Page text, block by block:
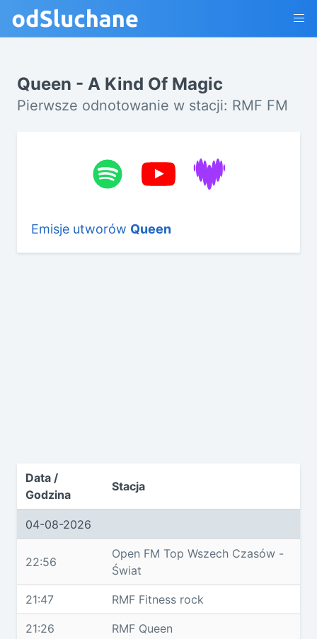
Queen - A Kind Of Magic
Pierwsze odnotowanie w stacji: RMF FM
Emisje utworów Queen
Data /
Godzina
Stacja
04-08-2026
22:56
Open FM Top Wszech Czasów -
Świat
21:47 RMF Fitness rock
21:26 RMF Queen